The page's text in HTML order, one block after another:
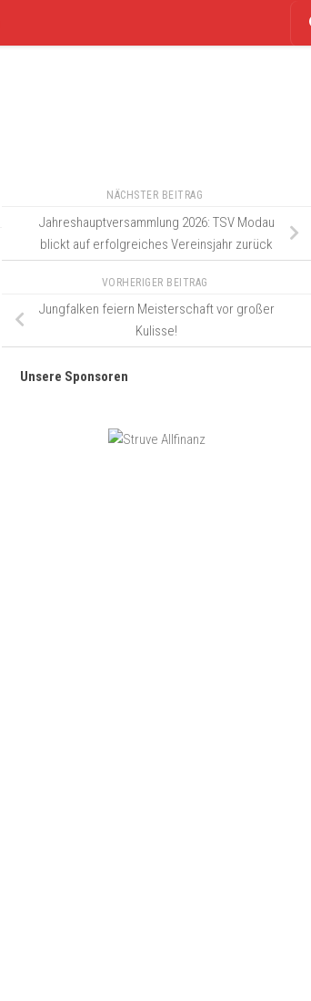
NÄCHSTER BEITRAG
Jahreshauptversammlung 2026: TSV Modau
blickt auf erfolgreiches Vereinsjahr zurück
VORHERIGER BEITRAG
Jungfalken feiern Meisterschaft vor großer
Kulisse!
Unsere Sponsoren